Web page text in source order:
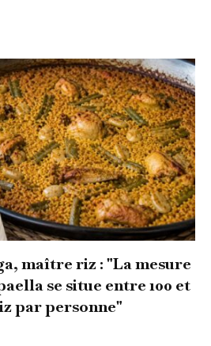
maître riz : "La mesure
se situe entre 100 et
par personne"